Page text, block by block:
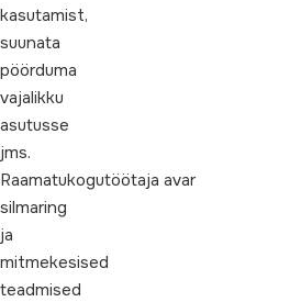
kasutamist,
suunata
pöörduma
vajalikku
asutusse
jms.
Raamatukogutöötaja avar
silmaring
ja
mitmekesised
teadmised